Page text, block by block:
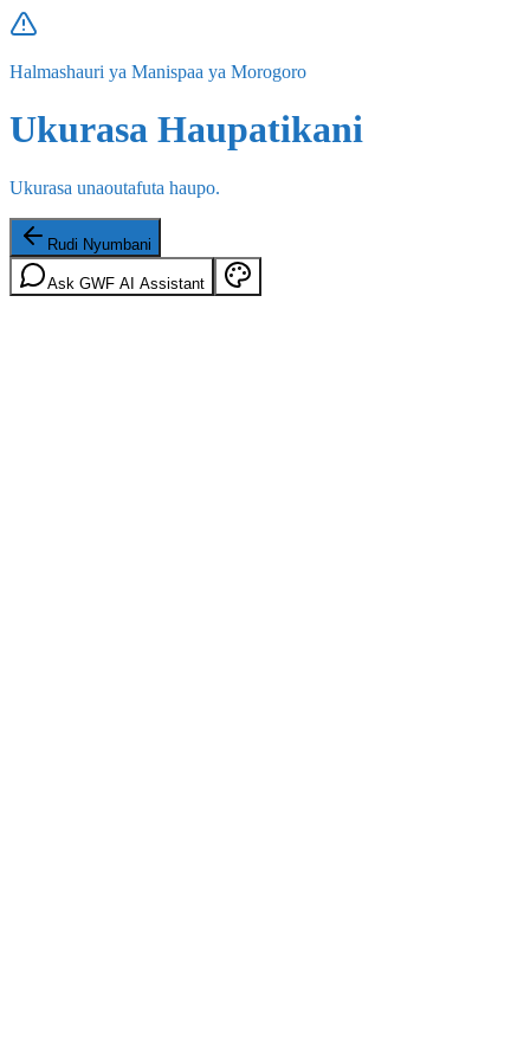
Halmashauri ya Manispaa ya Morogoro
Ukurasa Haupatikani
Ukurasa unaoutafuta haupo.
Rudi Nyumbani
Ask GWF AI Assistant